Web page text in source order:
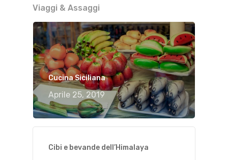
Viaggi & Assaggi
Cucina Siciliana
Aprile 25, 2019
Cibi e bevande dell’Himalaya